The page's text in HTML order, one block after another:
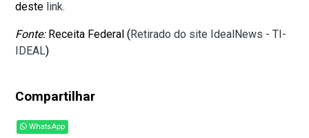
deste link.
Fonte:Receita Federal (Retirado do site IdealNews - TI-
IDEAL)
Compartilhar
WhatsApp